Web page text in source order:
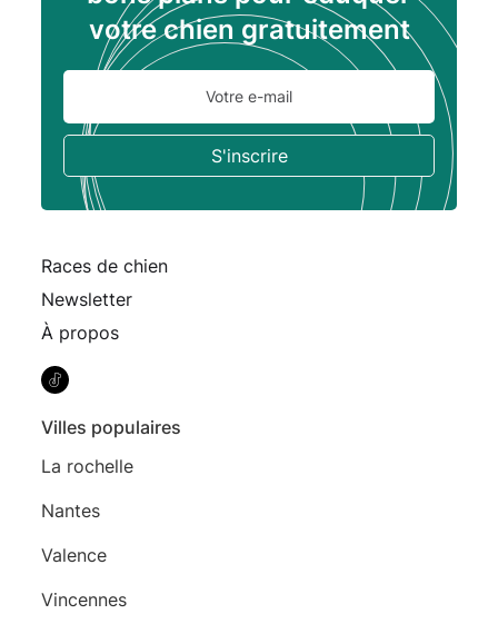
votre chien gratuitement
Races de chien
Newsletter
À propos
Villes populaires
La rochelle
Nantes
Valence
Vincennes